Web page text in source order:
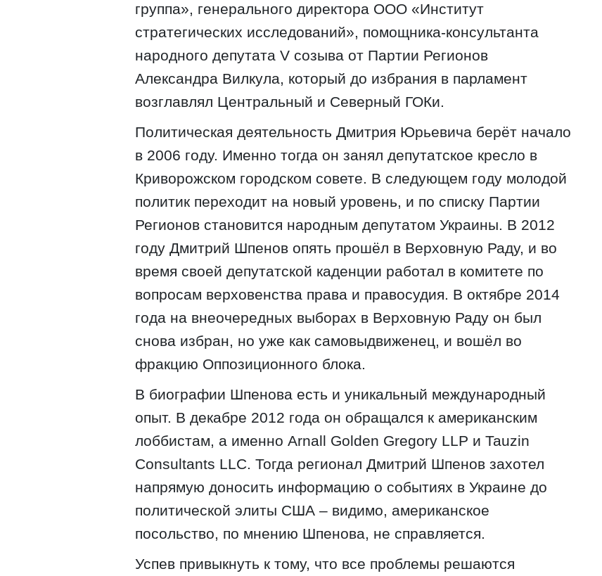
группа», генерального директора ООО «Институт
стратегических исследований», помощника-консультанта
народного депутата V созыва от Партии Регионов
Александра Вилкула, который до избрания в парламент
возглавлял Центральный и Северный ГОКи.
Политическая деятельность Дмитрия Юрьевича берёт начало
в 2006 году. Именно тогда он занял депутатское кресло в
Криворожском городском совете. В следующем году молодой
политик переходит на новый уровень, и по списку Партии
Регионов становится народным депутатом Украины. В 2012
году Дмитрий Шпенов опять прошёл в Верховную Раду, и во
время своей депутатской каденции работал в комитете по
вопросам верховенства права и правосудия. В октябре 2014
года на внеочередных выборах в Верховную Раду он был
снова избран, но уже как самовыдвиженец, и вошёл во
фракцию Оппозиционного блока.
В биографии Шпенова есть и уникальный международный
опыт. В декабре 2012 года он обращался к американским
лоббистам, а именно Arnall Golden Gregory LLP и Tauzin
Consultants LLC. Тогда регионал Дмитрий Шпенов захотел
напрямую доносить информацию о событиях в Украине до
политической элиты США – видимо, американское
посольство, по мнению Шпенова, не справляется.
Успев привыкнуть к тому, что все проблемы решаются